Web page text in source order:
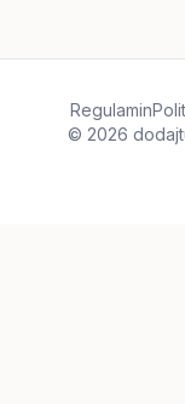
Regulamin
© 2026